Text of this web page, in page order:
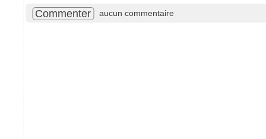
Commenter aucun commentaire